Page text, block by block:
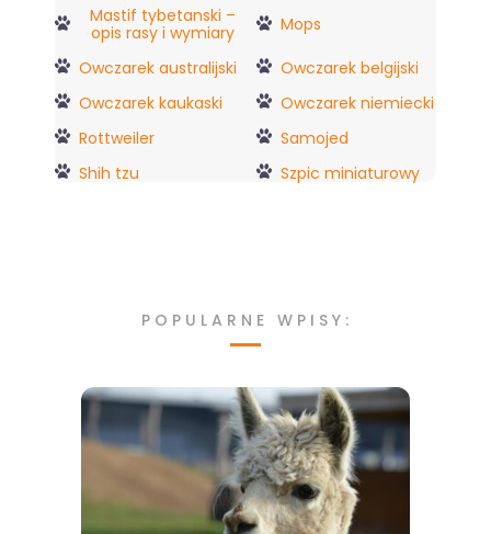
Mastif tybetanski –
opis rasy i wymiary
Mops
Owczarek australijski
Owczarek belgijski
Owczarek kaukaski
Owczarek niemiecki
Rottweiler
Samojed
Shih tzu
Szpic miniaturowy
POPULARNE WPISY: